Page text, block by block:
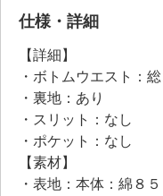
仕様・詳細
【詳細】
・ボトムウエスト：
・裏地：あり
・スリット：なし
・ポケット：なし
【素材】
・表地：本体：綿８